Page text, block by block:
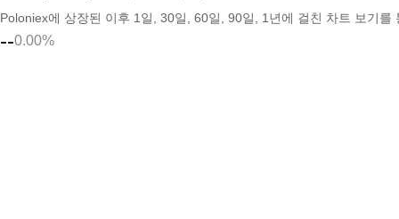
Poloniex에 상장된 이후 1일, 30일, 60일, 90일, 1년에 걸친 차트 보기
--0.00%